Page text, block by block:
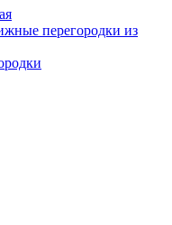
перегородки из